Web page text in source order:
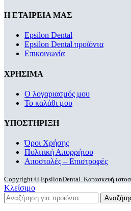
Η ΕΤΑΙΡΕΙΑ ΜΑΣ
Epsilon Dental
Epsilon Dental προϊόντα
Επικοινωνία
ΧΡΗΣΙΜΑ
Ο λογαριασμός μου
Το καλάθι μου
ΥΠΟΣΤΗΡΙΞΗ
Όροι Χρήσης
Πολιτική Απορρήτου
Αποστολές – Επιστροφές
Copyright © EpsilonDental. Κατασκευή
Κλείσιμο